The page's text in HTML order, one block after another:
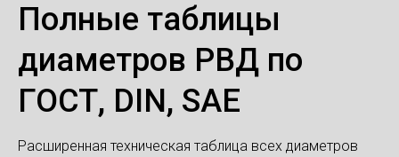
Полные таблицы
диаметров РВД по
ГОСТ, DIN, SAE
Расширенная техническая таблица всех диаметров